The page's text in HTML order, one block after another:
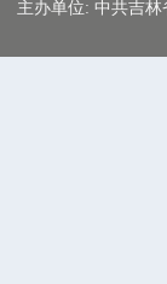
主办单位: 中共吉林